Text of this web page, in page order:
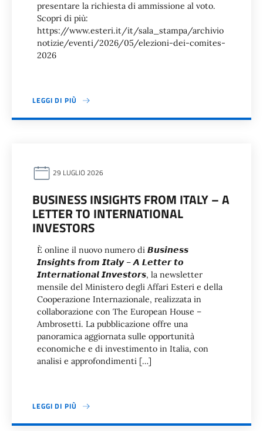
presentare la richiesta di ammissione al voto.
Scopri di più:
https://www.esteri.it/it/sala_stampa/archivio
notizie/eventi/2026/05/elezioni-dei-comites-
2026
LEGGI DI PIÙ
29 LUGLIO 2026
BUSINESS INSIGHTS FROM ITALY – A
LETTER TO INTERNATIONAL
INVESTORS
È online il nuovo numero di 𝘽𝙪𝙨𝙞𝙣𝙚𝙨𝙨
𝙄𝙣𝙨𝙞𝙜𝙝𝙩𝙨 𝙛𝙧𝙤𝙢 𝙄𝙩𝙖𝙡𝙮 – 𝘼 𝙇𝙚𝙩𝙩𝙚𝙧 𝙩𝙤
𝙄𝙣𝙩𝙚𝙧𝙣𝙖𝙩𝙞𝙤𝙣𝙖𝙡 𝙄𝙣𝙫𝙚𝙨𝙩𝙤𝙧𝙨, la newsletter
mensile del Ministero degli Affari Esteri e della
Cooperazione Internazionale, realizzata in
collaborazione con The European House –
Ambrosetti. La pubblicazione offre una
panoramica aggiornata sulle opportunità
economiche e di investimento in Italia, con
analisi e approfondimenti […]
LEGGI DI PIÙ